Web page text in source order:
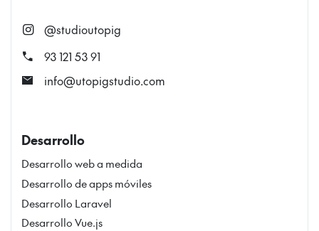
@studioutopig
call
93 121 53 91
mail
info@utopigstudio.com
Desarrollo
Desarrollo web a medida
Desarrollo de apps móviles
Desarrollo Laravel
Desarrollo Vue.js